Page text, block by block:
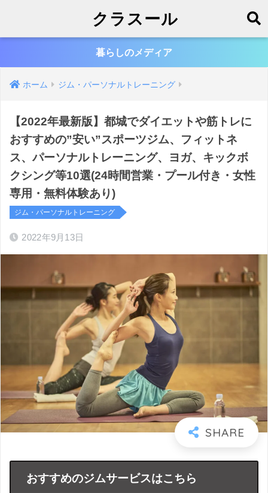
クラスール
暮らしのメディア
ホーム ジム・パーソナルトレーニング
【2022年最新版】都城でダイエットや筋トレに
おすすめの”安い”スポーツジム、フィットネ
ス、パーソナルトレーニング、ヨガ、キックボ
クシング等10選(24時間営業・プール付き・女性
専用・無料体験あり)
ジム・パーソナルトレーニング
2022年9月13日
おすすめのジムサービスはこちら